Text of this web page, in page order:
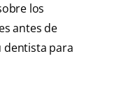
los
antes de
dentista para